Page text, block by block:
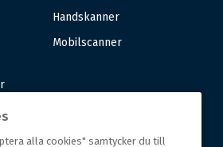
Handskanner
Mobilscanner
alla cookies" samtycker du till